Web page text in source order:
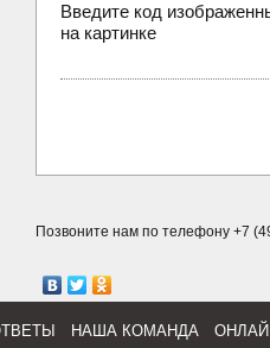
Введите код
на картинке
Позвоните нам по телефону +7
НАША КОМАНДА